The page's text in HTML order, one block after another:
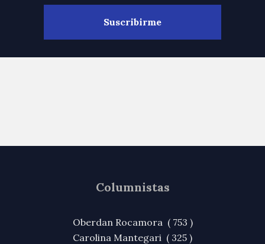
Columnistas
Oberdan Rocamora ( 753 )
Carolina Mantegari ( 325 )